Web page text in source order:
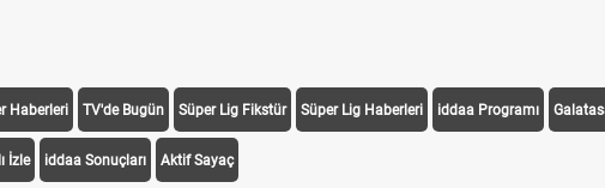
Haberleri TV'de Bugün Süper Lig Fikstür Süper Lig Haberleri iddaa Programı
İzle iddaa Sonuçları Aktif Sayaç